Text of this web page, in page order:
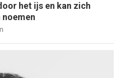
het ijs en kan zich